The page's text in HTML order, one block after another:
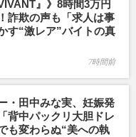
』》8時間3万円
詐欺の声も「求人は事
す“激レア”バイトの真
7時間前
・田中みな実、妊娠発
背中パックリ大胆ドレ
も変わらぬ“美への執